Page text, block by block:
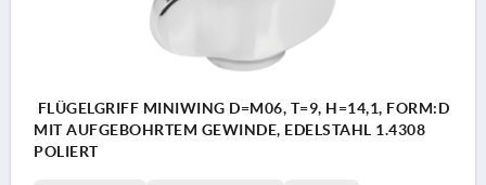
FLÜGELGRIFF MINIWING D=M06, T=9, H=14,1, FORM:D
MIT AUFGEBOHRTEM GEWINDE, EDELSTAHL 1.4308
POLIERT